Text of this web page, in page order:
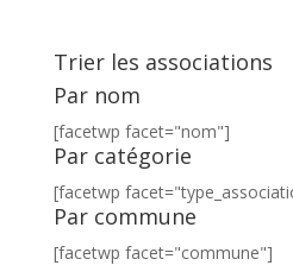
Trier les associations
Par nom
[facetwp facet="nom"]
Par catégorie
[facetwp
Par commune
[facetwp facet="commune"]